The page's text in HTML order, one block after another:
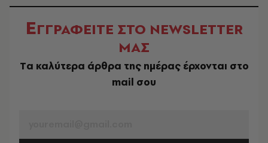
ΕΓΓΡΑΦΕΙΤΕ ΣΤΟ NEWSLETTER
ΜΑΣ
Tα καλύτερα άρθρα της ημέρας έρχονται στο
mail σου